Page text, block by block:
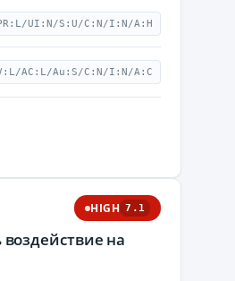
UI:N/S:U/C:N/I:N/A:H
AC:L/Au:S/C:N/I:N/A:C
HIGH 7.1
на